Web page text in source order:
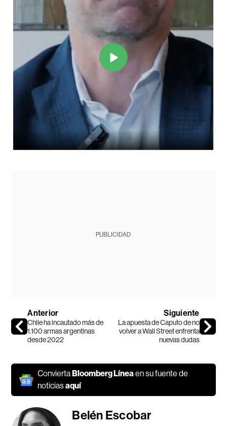
PUBLICIDAD
Anterior
Chile ha incautado más de
1.100 armas argentinas
desde 2022
Siguiente
La apuesta de Caputo de no
volver a Wall Street enfrenta
nuevas dudas
Convierta Bloomberg Líneaen su fuente de
noticiasaquí
Belén Escobar